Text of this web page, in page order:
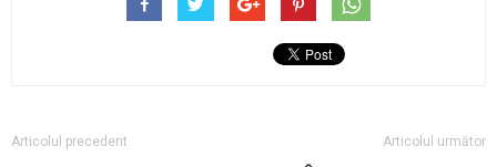
Articolul precedent Articolul următor